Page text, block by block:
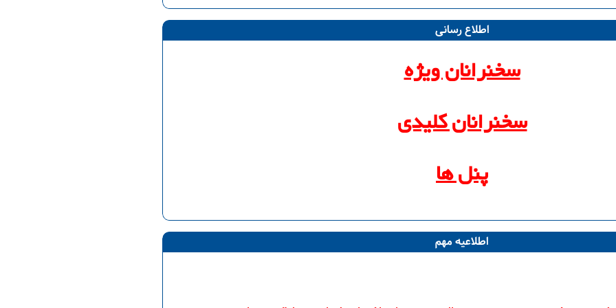
اطلاع رسانی
سخنرانان ویژه
سخنرانان کلیدی
پنل ها
اطلاعیه مهم